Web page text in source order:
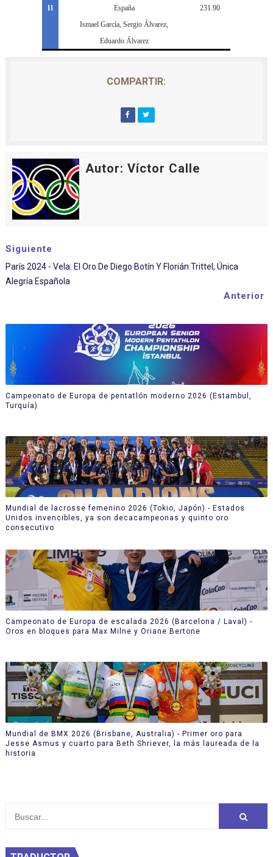
11
España
Ismael García, Sergio Álvarez,
Eduardo Álvarez
231.90
COMPARTIR:
Autor: Víctor Calle
Siguiente
París 2024 - Vela: El Oro De Diego Botín Y Florián Trittel, Única
Alegría Española
Anterior
Campeonato de Europa de pentatlón moderno 2026 (Estambul,
Turquía)
Mundial de lacrosse femenino 2026 (Tokio, Japón) - Estados
Unidos invencibles, ya son decacampeonas y quinto oro
consecutivo
Campeonato de Europa de escalada 2026 (Barcelona / Laval) -
Oros en bloques para Max Milne y Oriane Bertone
Mundial de BMX 2026 (Brisbane, Australia) - Primer oro para
Jesse Asmus y cuarto para Beth Shriever, la más laureada de la
historia